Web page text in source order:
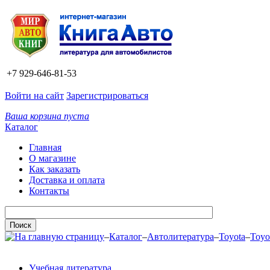
+7 929-646-81-53
Войти на сайт Зарегистрироваться
Ваша корзина пуста
Каталог
Главная
О магазине
Как заказать
Доставка и оплата
Контакты
–Каталог–Автолитература–Toyota–
Учебная литература